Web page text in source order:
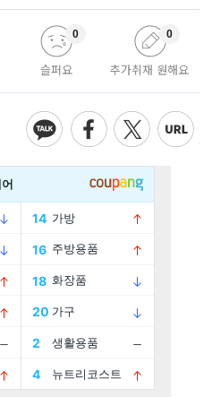
슬퍼요
0
추가취재 원해요
0